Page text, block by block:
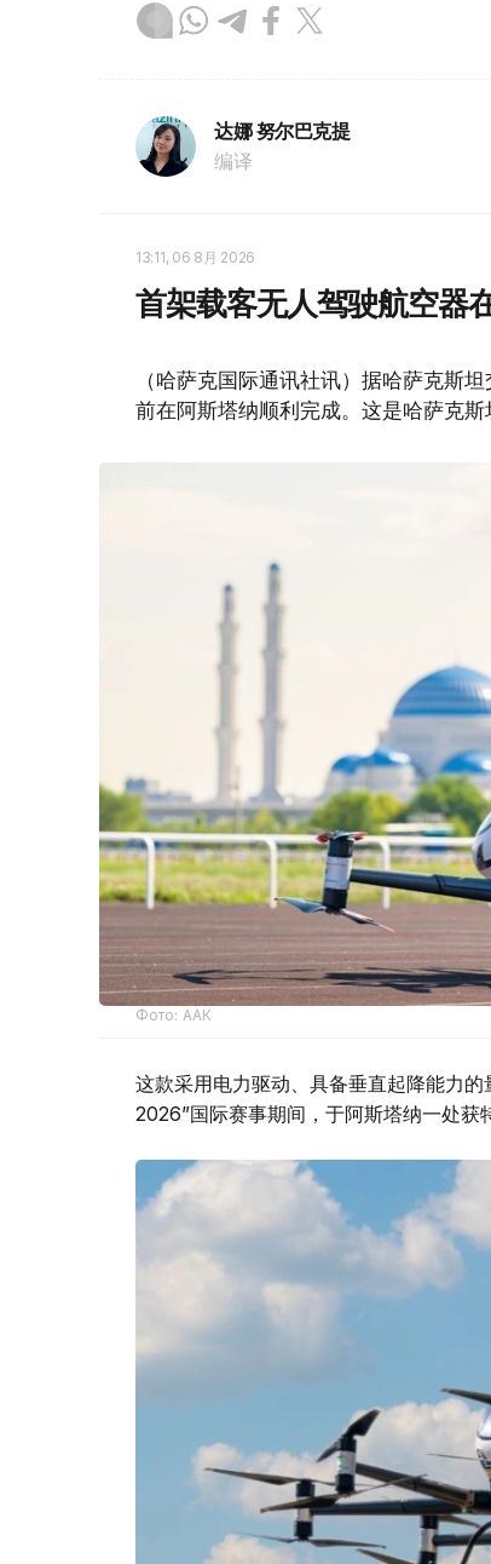
达娜 努尔巴克提
编译
13:11, 06 8月 2026
首架载客无人驾驶航空器
（哈萨克国际通讯社讯）据哈萨克斯
前在阿斯塔纳顺利完成。这是哈萨克
Фото: ААК
这款采用电力驱动、具备垂直起降能力
2026”国际赛事期间，于阿斯塔纳一处获